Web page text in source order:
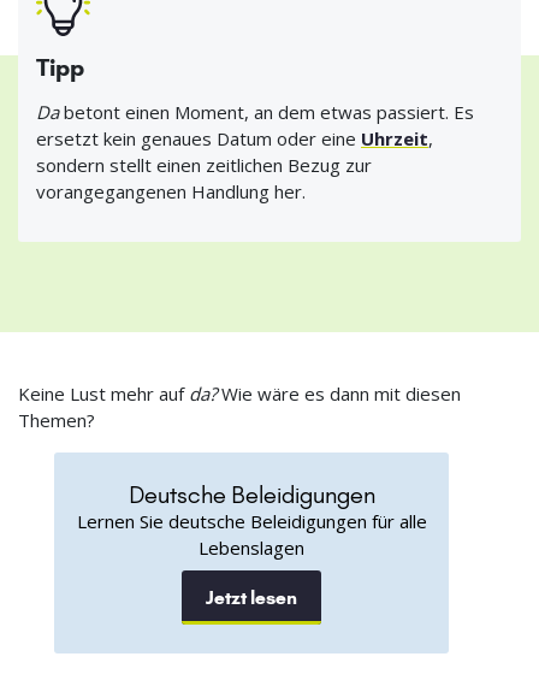
Tipp
Dabetont einen Moment, an dem etwas passiert. Es
ersetzt kein genaues Datum oder eine Uhrzeit,
sondern stellt einen zeitlichen Bezug zur
vorangegangenen Handlung her.
Keine Lust mehr auf da?Wie wäre es dann mit diesen
Themen?
Deutsche Beleidigungen
Lernen Sie deutsche Beleidigungen für alle
Lebenslagen
Jetzt lesen